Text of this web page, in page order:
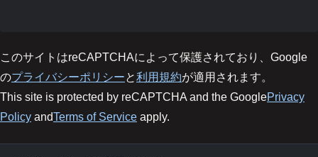
このサイトはreCAPTCHAによって保護されており、Google
のプライバシーポリシーと利用規約が適用されます。
This site is protected by reCAPTCHA and the GooglePrivacy
Policy andTerms of Service apply.